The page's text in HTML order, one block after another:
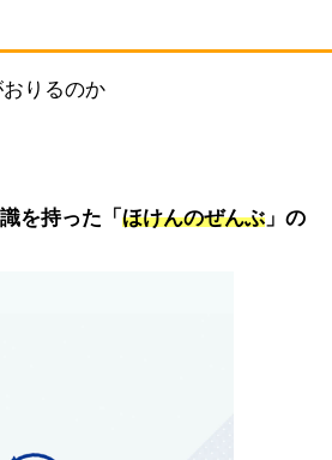
りるのか
を持った「 ほけんのぜんぶ」の